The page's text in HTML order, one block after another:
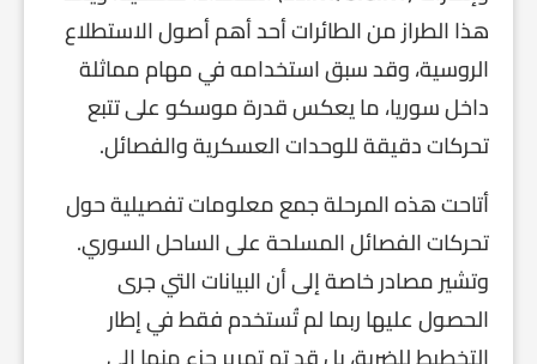
هذا الطراز من الطائرات أحد أهم أصول الاستطلاع
الروسية، وقد سبق استخدامه في مهام مماثلة
داخل سوريا، ما يعكس قدرة موسكو على تتبع
تحركات دقيقة للوحدات العسكرية والفصائل.
أتاحت هذه المرحلة جمع معلومات تفصيلية حول
تحركات الفصائل المسلحة على الساحل السوري.
وتشير مصادر خاصة إلى أن البيانات التي جرى
الحصول عليها ربما لم تُستخدم فقط في إطار